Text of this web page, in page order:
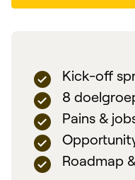
Kick-off
8
Pains &
Roadmap